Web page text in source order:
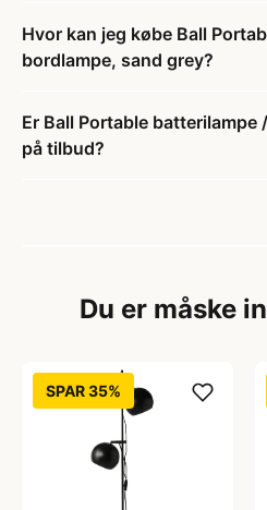
Hvor kan jeg købe Ball
bordlampe, sand grey?
Er Ball Portable
på tilbud?
Du er måske
SPAR 35%